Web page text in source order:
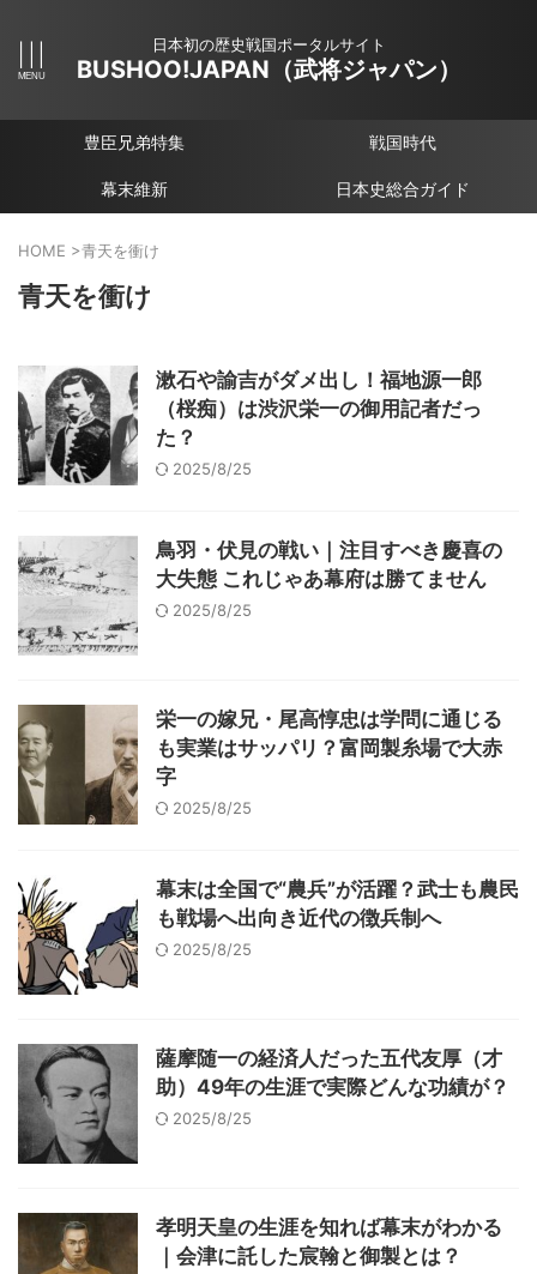
日本初の歴史戦国ポータルサイト
BUSHOO!JAPAN（武将ジャパン）
豊臣兄弟特集 戦国時代
幕末維新 日本史総合ガイド
HOME >青天を衝け
青天を衝け
漱石や諭吉がダメ出し！福地源一郎
（桜痴）は渋沢栄一の御用記者だっ
た？
2025/8/25
鳥羽・伏見の戦い｜注目すべき慶喜の
大失態 これじゃあ幕府は勝てません
2025/8/25
栄一の嫁兄・尾高惇忠は学問に通じる
も実業はサッパリ？富岡製糸場で大赤
字
2025/8/25
幕末は全国で“農兵”が活躍？武士も農民
も戦場へ出向き近代の徴兵制へ
2025/8/25
薩摩随一の経済人だった五代友厚（才
助）49年の生涯で実際どんな功績が？
2025/8/25
孝明天皇の生涯を知れば幕末がわかる
｜会津に託した宸翰と御製とは？